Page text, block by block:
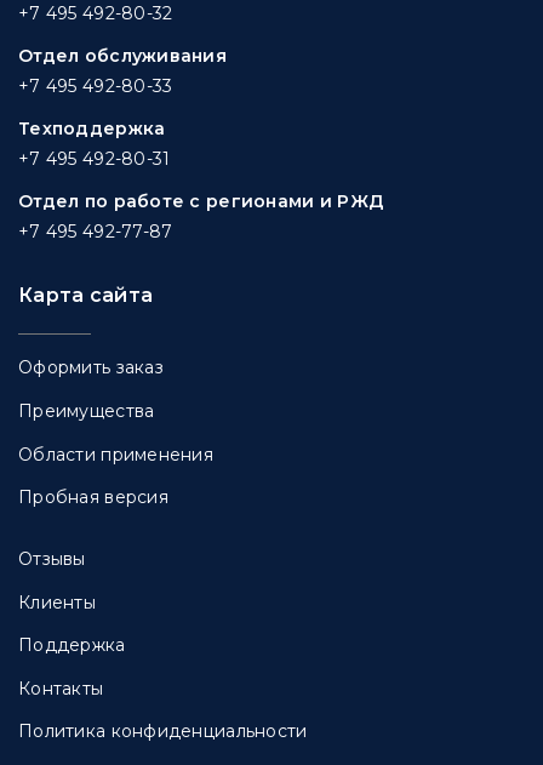
+7 495 492-80-32
Отдел обслуживания
+7 495 492-80-33
Техподдержка
+7 495 492-80-31
Отдел по работе с регионами и РЖД
+7 495 492-77-87
Карта сайта
Оформить заказ
Преимущества
Области применения
Пробная версия
Отзывы
Клиенты
Поддержка
Контакты
Политика конфиденциальности